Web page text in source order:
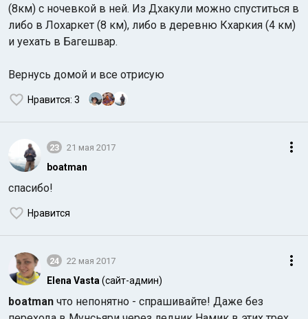
(8км) с ночевкой в ней. Из Дхакули можно спуститься в
либо в Лохаркет (8 км), либо в деревню Кхаркия (4 км)
и уехать в Багешвар.
Вернусь домой и все отрисую
Нравится: 3
23 21 мая 2017
boatman
спасибо!
Нравится
24 22 мая 2017
Elena Vasta (сайт-админ)
boatman что непонятно - спрашивайте! Даже без